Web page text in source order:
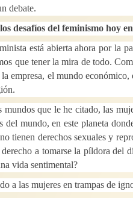
debate.
desafíos del feminismo hoy
está abierta ahora por la
que tener la mira de todo.
empresa, el mundo
mundos que le he citado, las
del mundo, en este planeta
tienen derechos sexuales y
a tomarse la píldora del
vida sentimental?
a las mujeres en trampas de